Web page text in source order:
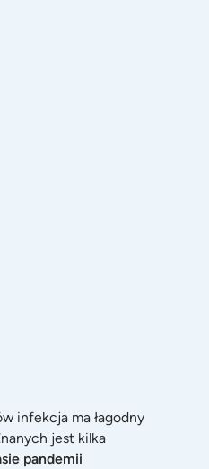
infekcja ma łagodny
jest kilka
pandemii